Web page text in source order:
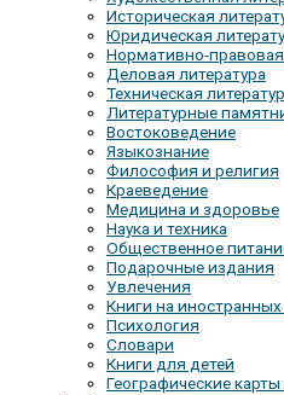
Историческая
Юридическая
Нормативно-правовая
Деловая литература
Техническая
Литературные
Востоковедение
Языкознание
Философия и религия
Краеведение
Медицина и здоровье
Наука и техника
Общественное
Подарочные издания
Увлечения
Книги на
Психология
Словари
Книги для детей
Географические карты